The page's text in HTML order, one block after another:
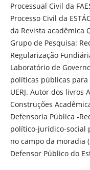
Processual Civil da
Processo Civil da
da Revista acadêmica
Grupo de Pesquisa:
Regularização
Laboratório de
políticas públicas
UERJ. Autor dos livros
Construções
Defensoria Pública -
político-jurídico-social
no campo da moradia
Defensor Público do